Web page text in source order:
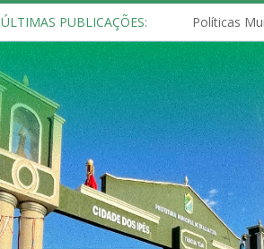
ÚLTIMAS PUBLICAÇÕES: